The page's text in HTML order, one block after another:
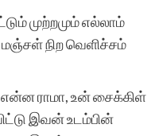
முற்றமும் எல்லாம்
நிற வெளிச்சம்
ராமா, உன் சைக்கிள்
இவன் உடம்பின்
வாழையாக
தொடர்ந்து
எழுத